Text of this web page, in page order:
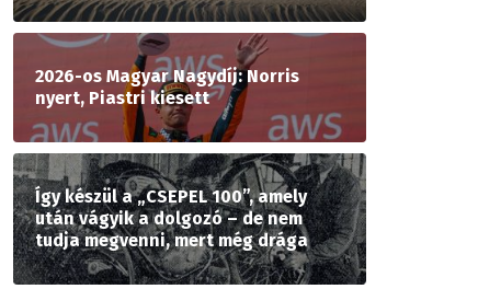
2026-os Magyar Nagydíj: Norris
nyert, Piastri kiesett
Így készül a „CSEPEL 100”, amely
után vágyik a dolgozó – de nem
tudja megvenni, mert még drága